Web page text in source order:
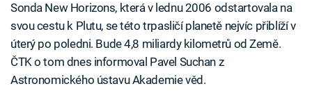
Sonda New Horizons, která v lednu 2006 odstartovala na
svou cestu k Plutu, se této trpasličí planetě nejvíc přiblíží v
úterý po poledni. Bude 4,8 miliardy kilometrů od Země.
ČTK o tom dnes informoval Pavel Suchan z
Astronomického ústavu Akademie věd.